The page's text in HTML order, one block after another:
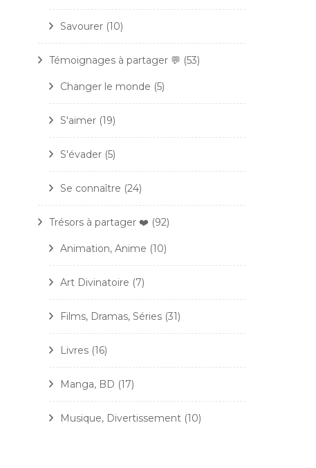
Savourer (10)
Témoignages à partager 💬 (53)
Changer le monde (5)
S'aimer (19)
S'évader (5)
Se connaître (24)
Trésors à partager ❤️ (92)
Animation, Anime (10)
Art Divinatoire (7)
Films, Dramas, Séries (31)
Livres (16)
Manga, BD (17)
Musique, Divertissement (10)